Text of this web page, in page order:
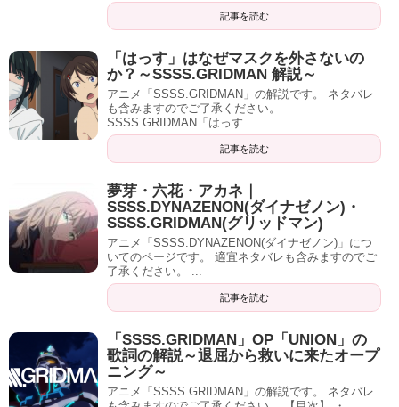
記事を読む
「はっす」はなぜマスクを外さないの
か？～SSSS.GRIDMAN 解説～
アニメ「SSSS.GRIDMAN」の解説です。 ネタバレ
も含みますのでご了承ください。
SSSS.GRIDMAN「はっす...
記事を読む
夢芽・六花・アカネ｜
SSSS.DYNAZENON(ダイナゼノン)・
SSSS.GRIDMAN(グリッドマン)
アニメ「SSSS.DYNAZENON(ダイナゼノン)」につ
いてのページです。 適宜ネタバレも含みますのでご
了承ください。 ...
記事を読む
「SSSS.GRIDMAN」OP「UNION」の
歌詞の解説～退屈から救いに来たオープ
ニング～
アニメ「SSSS.GRIDMAN」の解説です。 ネタバレ